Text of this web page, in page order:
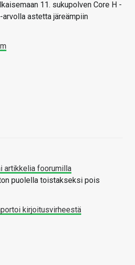
11. sukupolven Core H -
arvolla astetta järeämpiin
artikkelia foorumilla
puolella toistakseksi pois
kirjoitusvirheestä